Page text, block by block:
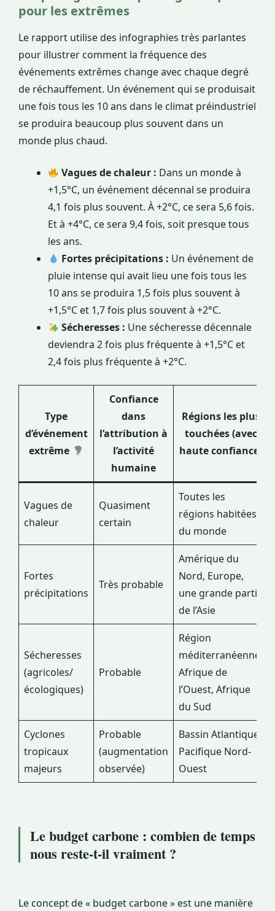
pour les extrêmes
Le rapport utilise des infographies très parlantes
pour illustrer comment la fréquence des
événements extrêmes change avec chaque degré
de réchauffement. Un événement qui se produisait
une fois tous les 10 ans dans le climat préindustriel
se produira beaucoup plus souvent dans un
monde plus chaud.
Vagues de chaleur : Dans un monde à
+1,5°C, un événement décennal se produira
4,1 fois plus souvent. À +2°C, ce sera 5,6 fois.
Et à +4°C, ce sera 9,4 fois, soit presque tous
les ans.
Fortes précipitations : Un événement de
pluie intense qui avait lieu une fois tous les
10 ans se produira 1,5 fois plus souvent à
+1,5°C et 1,7 fois plus souvent à +2°C.
Sécheresses : Une sécheresse décennale
deviendra 2 fois plus fréquente à +1,5°C et
2,4 fois plus fréquente à +2°C.
Type
d’événement
extrême
Confiance
dans
l’attribution à
l’activité
humaine
Régions les plus
touchées (avec
haute confiance)
Vagues de
chaleur
Quasiment
certain
Toutes les
régions habitées
du monde
Fortes
précipitations
Très probable
Amérique du
Nord, Europe,
une grande partie
de l’Asie
Sécheresses
(agricoles/
écologiques)
Probable
Région
méditerranéenne,
Afrique de
l’Ouest, Afrique
du Sud
Cyclones
tropicaux
majeurs
Probable
(augmentation
observée)
Bassin Atlantique,
Pacifique Nord-
Ouest
Le budget carbone : combien de temps
nous reste-t-il vraiment ?
Le concept de « budget carbone » est une manière